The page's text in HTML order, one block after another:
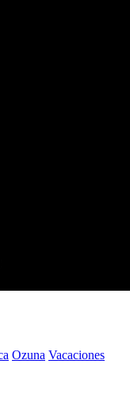
Ozuna Vacaciones